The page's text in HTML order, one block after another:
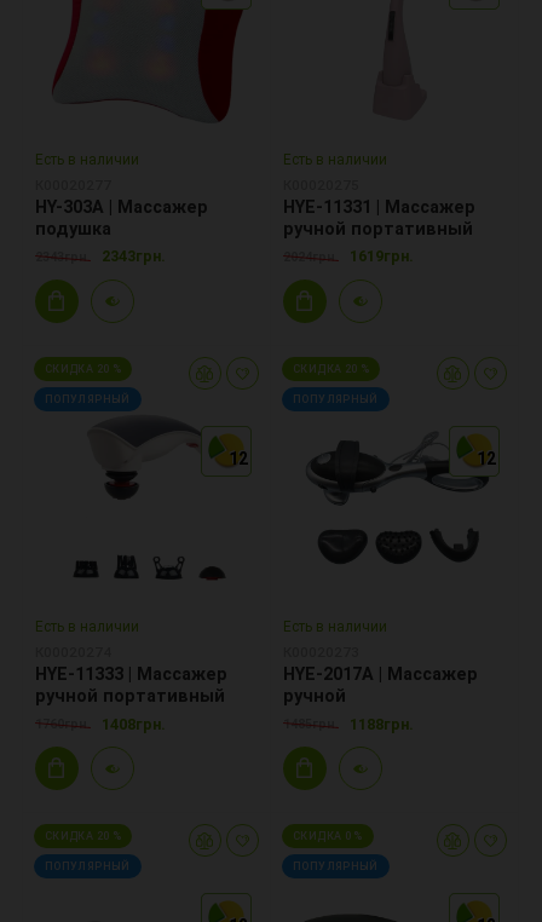
Есть в наличии
HY-303A | Массажер
подушка
2343грн. 2343грн.
Есть в наличии
HYE-11331 | Массажер
ручной портативный
2024грн. 1619грн.
12
12
12
СКИДКА 20 %
ПОПУЛЯРНЫЙ
Есть в наличии
HYE-11333 | Массажер
ручной портативный
1760грн. 1408грн.
12
12
12
СКИДКА 20 %
ПОПУЛЯРНЫЙ
Есть в наличии
HYE-2017A | Массажер
ручной
1485грн. 1188грн.
СКИДКА 20 %
ПОПУЛЯРНЫЙ
СКИДКА 0 %
ПОПУЛЯРНЫЙ